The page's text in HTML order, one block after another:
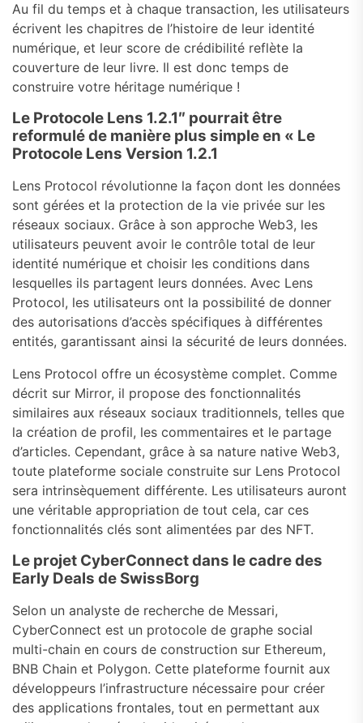
Au fil du temps et à chaque transaction, les utilisateurs
écrivent les chapitres de l’histoire de leur identité
numérique, et leur score de crédibilité reflète la
couverture de leur livre. Il est donc temps de
construire votre héritage numérique !
Le Protocole Lens 1.2.1″ pourrait être
reformulé de manière plus simple en « Le
Protocole Lens Version 1.2.1
Lens Protocol révolutionne la façon dont les données
sont gérées et la protection de la vie privée sur les
réseaux sociaux. Grâce à son approche Web3, les
utilisateurs peuvent avoir le contrôle total de leur
identité numérique et choisir les conditions dans
lesquelles ils partagent leurs données. Avec Lens
Protocol, les utilisateurs ont la possibilité de donner
des autorisations d’accès spécifiques à différentes
entités, garantissant ainsi la sécurité de leurs données.
Lens Protocol offre un écosystème complet. Comme
décrit sur Mirror, il propose des fonctionnalités
similaires aux réseaux sociaux traditionnels, telles que
la création de profil, les commentaires et le partage
d’articles. Cependant, grâce à sa nature native Web3,
toute plateforme sociale construite sur Lens Protocol
sera intrinsèquement différente. Les utilisateurs auront
une véritable appropriation de tout cela, car ces
fonctionnalités clés sont alimentées par des NFT.
Le projet CyberConnect dans le cadre des
Early Deals de SwissBorg
Selon un analyste de recherche de Messari,
CyberConnect est un protocole de graphe social
multi-chain en cours de construction sur Ethereum,
BNB Chain et Polygon. Cette plateforme fournit aux
développeurs l’infrastructure nécessaire pour créer
des applications frontales, tout en permettant aux